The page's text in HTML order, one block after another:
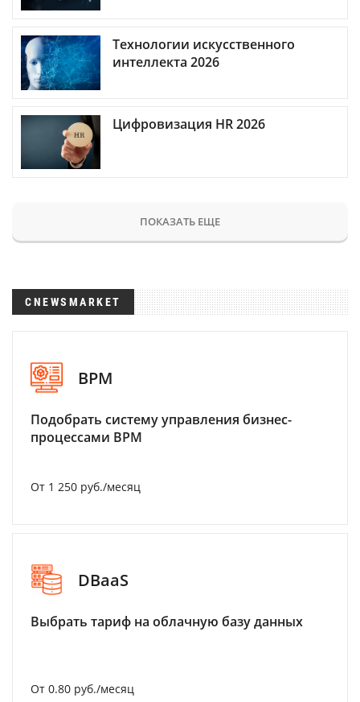
Технологии искусственного
интеллекта 2026
Цифровизация HR 2026
ПОКАЗАТЬ ЕЩЕ
CNEWSMARKET
BPM
Подобрать систему управления бизнес-
процессами BPM
От 1 250 руб./месяц
DBaaS
Выбрать тариф на облачную базу данных
От 0.80 руб./месяц